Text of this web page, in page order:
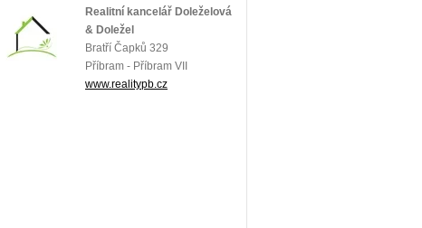
Realitní kancelář Doleželová
& Doležel
Bratří Čapků 329
Příbram - Příbram VII
www.realitypb.cz